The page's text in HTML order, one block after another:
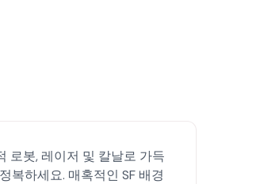
로봇, 레이저 및 칼날로 가득
복하세요. 매혹적인 SF 배경